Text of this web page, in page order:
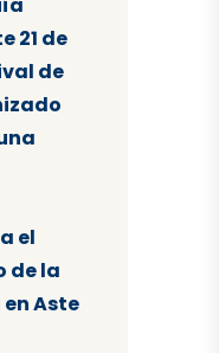
21 de
de
el
de la
Aste